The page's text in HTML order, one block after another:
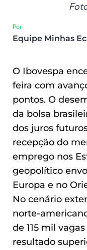
Por:
Equipe Minhas
O Ibovespa
feira com
pontos. O
da bolsa
dos juros
recepção do
emprego nos
geopolítico
Europa e no
No cenário
norte-
de 115 mil
resultado